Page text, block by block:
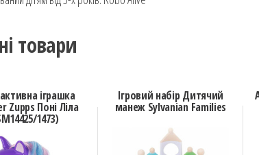
товари
іграшка
Zupps Поні Ліла
1473)
Ігровий набір Дитячий
манеж Sylvanian Families